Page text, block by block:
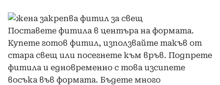
Поставете фитила в центъра на формата.
Купете готов фитил, използвайте такъв от
стара свещ или посегнете към връв. Подпрете
фитила и едновременно с това изсипете
восъка във формата. Бъдете много